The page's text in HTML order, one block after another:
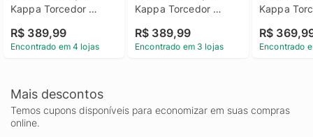
Kappa Torcedor
R$ 389,99
Encontrado em 4 lojas
Kappa Torcedor
R$ 389,99
Encontrado em 3 lojas
Kappa
R$
Encontrado
Mais descontos
Temos cupons disponíveis para economizar em suas compras
online.